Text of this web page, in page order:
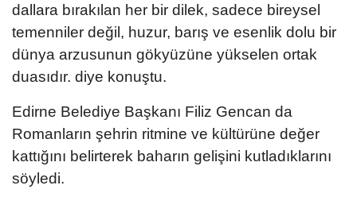
dallara bırakılan her bir dilek, sadece bireysel
temenniler değil, huzur, barış ve esenlik dolu bir
dünya arzusunun gökyüzüne yükselen ortak
duasıdır. diye konuştu.
Edirne Belediye Başkanı Filiz Gencan da
Romanların şehrin ritmine ve kültürüne değer
kattığını belirterek baharın gelişini kutladıklarını
söyledi.